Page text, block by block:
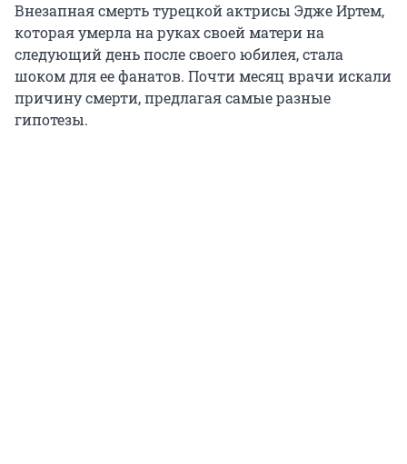
Внезапная смерть турецкой актрисы Эдже Иртем,
которая умерла на руках своей матери на
следующий день после своего юбилея, стала
шоком для ее фанатов. Почти месяц врачи искали
причину смерти, предлагая самые разные
гипотезы.